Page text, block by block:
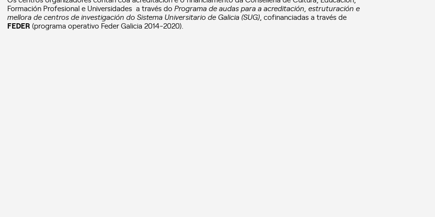
Formación Profesional e Universidades a través doPrograma de audas para a acreditación, estruturación e
mellora de centros de investigación do Sistema Universitario de Galicia (SUG), cofinanciadas a través de
FEDER (programa operativo Feder Galicia 2014‐2020).